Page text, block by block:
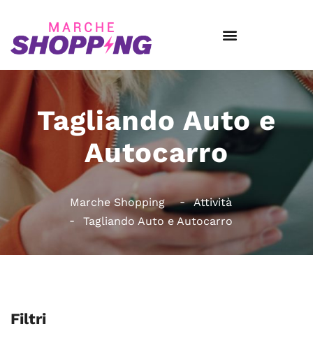
Tagliando Auto e
Autocarro
Marche Shopping
Attività
Tagliando Auto e Autocarro
Filtri